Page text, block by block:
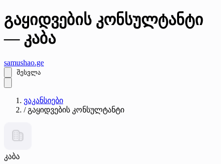
გაყიდვების კონსულტანტი
— კაბა
samushao.ge
შესვლა
ვაკანსიები
/ გაყიდვების კონსულტანტი
კაბა